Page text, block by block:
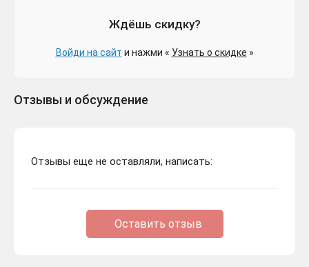
Ждёшь скидку?
Войди на сайт и нажми « Узнать о скидке »
Отзывы и обсуждение
Отзывы еще не оставляли, написать:
Оставить отзыв